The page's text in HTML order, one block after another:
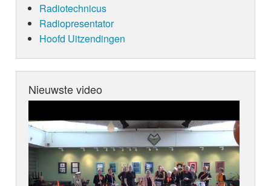
Radiotechnicus
Radiopresentator
Hoofd Uitzendingen
Nieuwste video